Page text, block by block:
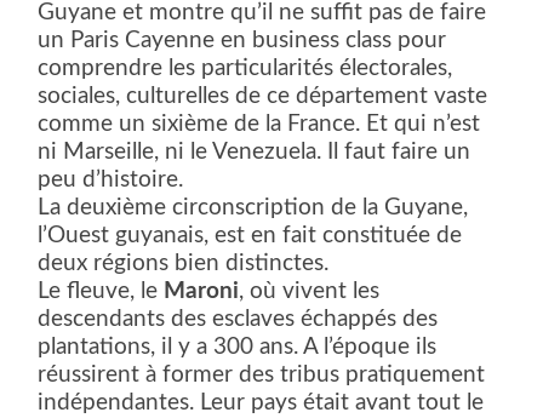
Guyane et montre qu’il ne suffit pas de faire
un Paris Cayenne en business class pour
comprendre les particularités électorales,
sociales, culturelles de ce département vaste
comme un sixième de la France. Et qui n’est
ni Marseille, ni le Venezuela. Il faut faire un
peu d’histoire.
La deuxième circonscription de la Guyane,
l’Ouest guyanais, est en fait constituée de
deux régions bien distinctes.
Le fleuve, le Maroni, où vivent les
descendants des esclaves échappés des
plantations, il y a 300 ans. A l’époque ils
réussirent à former des tribus pratiquement
indépendantes. Leur pays était avant tout le